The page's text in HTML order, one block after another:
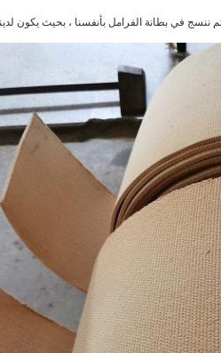
في بطانة الفرامل بأنفسنا ، بحيث يكون لدينا